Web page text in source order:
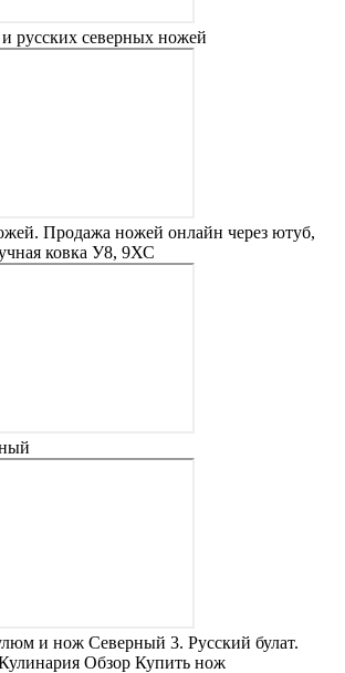
русских северных ножей
Продажа ножей онлайн через ютуб,
ковка У8, 9ХС
и нож Северный 3. Русский булат.
Обзор Купить нож